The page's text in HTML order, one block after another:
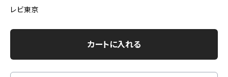
レビ東京
カートに入れる